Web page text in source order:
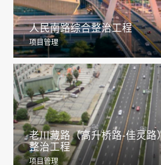
人民南路综合整治工程
项目管理
老川藏路（高升桥路-佳灵路
整治工程
项目管理